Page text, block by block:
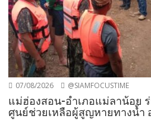
07/08/2026 @SIAMFOCUSTIME
แม่ฮ่องสอน-อำเภอแม่ลาน้อย
ศูนย์ช่วยเหลือผู้สูญหายทางน้ำ